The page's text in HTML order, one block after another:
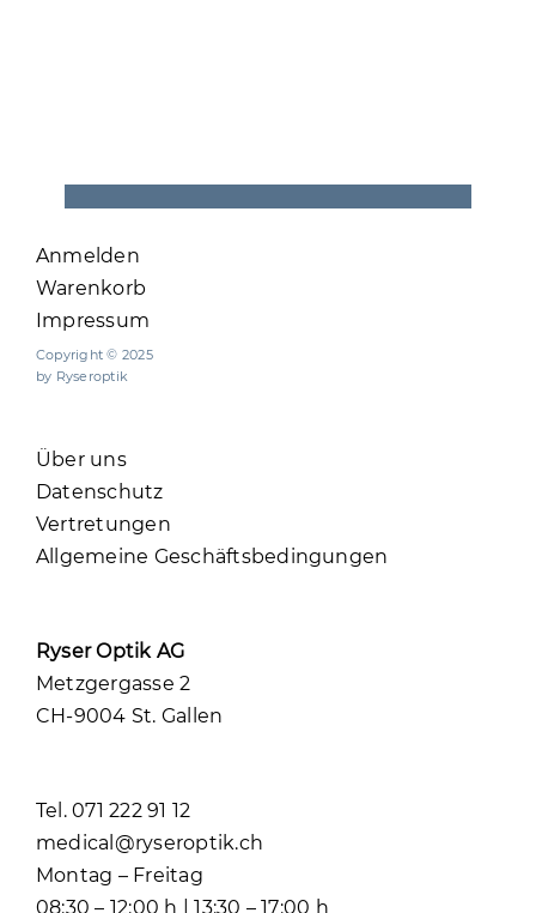
Anmelden
Warenkorb
Impressum
Copyright © 2025
by Ryseroptik
Über uns
Datenschutz
Vertretungen
Allgemeine Geschäftsbedingungen
Ryser Optik AG
Metzgergasse 2
CH-9004 St. Gallen
Tel. 071 222 91 12
medical@ryseroptik.ch
Montag – Freitag
08:30 – 12:00 h | 13:30 – 17:00 h